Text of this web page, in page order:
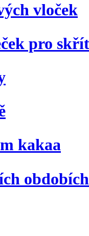
vloček
pro
kakaa
obdobích